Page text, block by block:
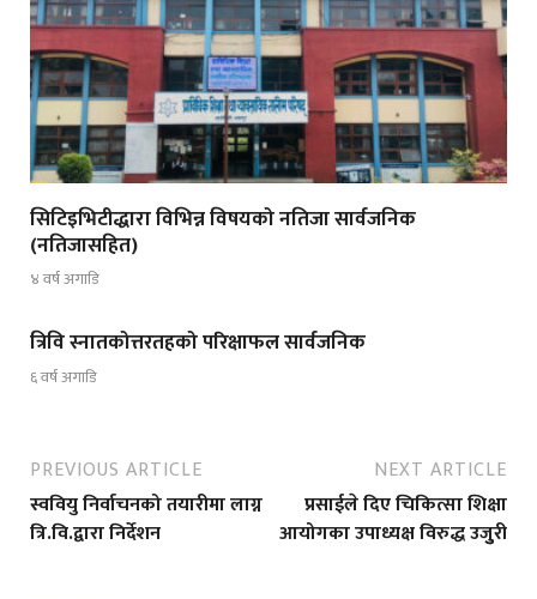
सिटिइभिटीद्धारा विभिन्न विषयको नतिजा सार्वजनिक
(नतिजासहित)
४ वर्ष अगाडि
त्रिवि स्नातकोत्तरतहको परिक्षाफल सार्वजनिक
६ वर्ष अगाडि
PREVIOUS ARTICLE
स्ववियु निर्वाचनको तयारीमा लाग्न
त्रि.वि.द्वारा निर्देशन
NEXT ARTICLE
प्रसाईले दिए चिकित्सा शिक्षा
आयोगका उपाध्यक्ष विरुद्ध उजुुरी